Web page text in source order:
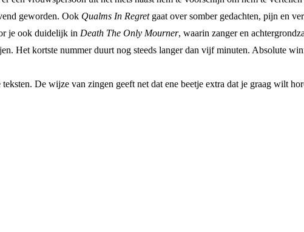
geworden. Ook Qualms In Regret gaat over somber gedachten, pijn en
je ook duidelijk in Death The Only Mourner, waarin zanger en
Het kortste nummer duurt nog steeds langer dan vijf minuten. Absolute
De wijze van zingen geeft net dat ene beetje extra dat je graag wilt